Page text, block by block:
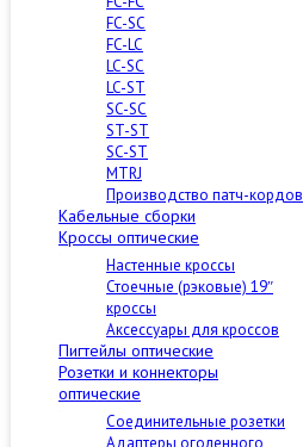
FC-SC
FC-LC
LC-SC
LC-ST
SC-SC
ST-ST
SC-ST
MTRJ
Производство патч-кордов
Кабельные сборки
Кроссы оптические
Настенные кроссы
Стоечные (рэковые) 19″
кроссы
Аксессуары для кроссов
Пигтейлы оптические
Розетки и коннекторы
оптические
Соединительные розетки
Адаптеры оголенного